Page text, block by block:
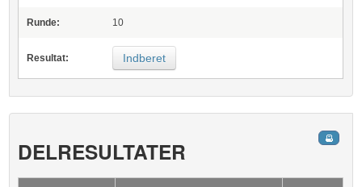
Runde: 10
Resultat: Indberet
DELRESULTATER